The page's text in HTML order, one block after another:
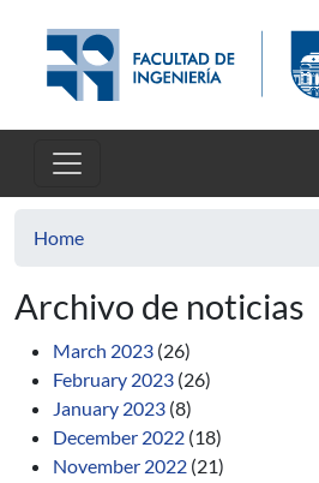
Home
Archivo de noticias
March 2023 (26)
February 2023 (26)
January 2023 (8)
December 2022 (18)
November 2022 (21)